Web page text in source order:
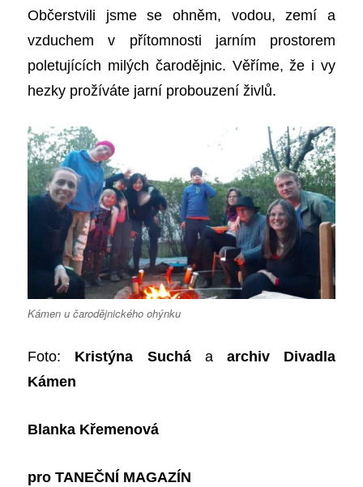
Občerstvili jsme se ohněm, vodou, zemí a
vzduchem v přítomnosti jarním prostorem
poletujících milých čarodějnic. Věříme, že i vy
hezky prožíváte jarní probouzení živlů.
Kámen u čarodějnického ohýnku
Foto: Kristýna Suchá aarchiv Divadla
Kámen
Blanka Křemenová
proTANEČNÍ MAGAZÍN